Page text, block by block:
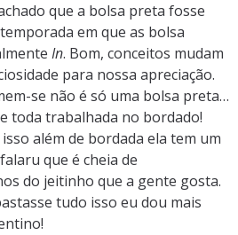
que a bolsa preta fosse
em que as bolsa
In. Bom, conceitos mudam
para nossa apreciação.
se não é só uma bolsa preta…
toda trabalhada no bordado!
além de bordada ela tem um
que é cheia de
do jeitinho que a gente gosta.
tudo isso eu dou mais